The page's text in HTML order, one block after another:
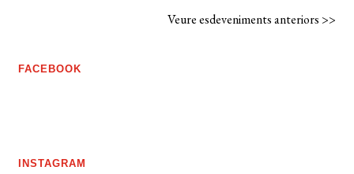
Veure esdeveniments anteriors >>
FACEBOOK
INSTAGRAM